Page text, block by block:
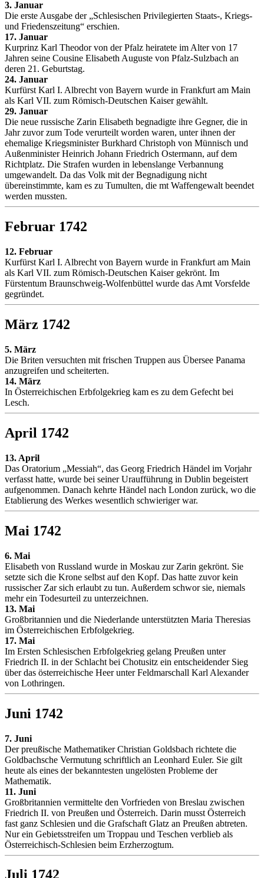
3. Januar
Die erste Ausgabe der „Schlesischen Privilegierten Staats-, Kriegs-
und Friedenszeitung“ erschien.
17. Januar
Kurprinz Karl Theodor von der Pfalz heiratete im Alter von 17
Jahren seine Cousine Elisabeth Auguste von Pfalz-Sulzbach an
deren 21. Geburtstag.
24. Januar
Kurfürst Karl I. Albrecht von Bayern wurde in Frankfurt am Main
als Karl VII. zum Römisch-Deutschen Kaiser gewählt.
29. Januar
Die neue russische Zarin Elisabeth begnadigte ihre Gegner, die in
Jahr zuvor zum Tode verurteilt worden waren, unter ihnen der
ehemalige Kriegsminister Burkhard Christoph von Münnisch und
Außenminister Heinrich Johann Friedrich Ostermann, auf dem
Richtplatz. Die Strafen wurden in lebenslange Verbannung
umgewandelt. Da das Volk mit der Begnadigung nicht
übereinstimmte, kam es zu Tumulten, die mt Waffengewalt beendet
werden mussten.
Februar 1742
12. Februar
Kurfürst Karl I. Albrecht von Bayern wurde in Frankfurt am Main
als Karl VII. zum Römisch-Deutschen Kaiser gekrönt. Im
Fürstentum Braunschweig-Wolfenbüttel wurde das Amt Vorsfelde
gegründet.
März 1742
5. März
Die Briten versuchten mit frischen Truppen aus Übersee Panama
anzugreifen und scheiterten.
14. März
In Österreichischen Erbfolgekrieg kam es zu dem Gefecht bei
Lesch.
April 1742
13. April
Das Oratorium „Messiah“, das Georg Friedrich Händel im Vorjahr
verfasst hatte, wurde bei seiner Uraufführung in Dublin begeistert
aufgenommen. Danach kehrte Händel nach London zurück, wo die
Etablierung des Werkes wesentlich schwieriger war.
Mai 1742
6. Mai
Elisabeth von Russland wurde in Moskau zur Zarin gekrönt. Sie
setzte sich die Krone selbst auf den Kopf. Das hatte zuvor kein
russischer Zar sich erlaubt zu tun. Außerdem schwor sie, niemals
mehr ein Todesurteil zu unterzeichnen.
13. Mai
Großbritannien und die Niederlande unterstützten Maria Theresias
im Österreichischen Erbfolgekrieg.
17. Mai
Im Ersten Schlesischen Erbfolgekrieg gelang Preußen unter
Friedrich II. in der Schlacht bei Chotusitz ein entscheidender Sieg
über das österreichische Heer unter Feldmarschall Karl Alexander
von Lothringen.
Juni 1742
7. Juni
Der preußische Mathematiker Christian Goldsbach richtete die
Goldbachsche Vermutung schriftlich an Leonhard Euler. Sie gilt
heute als eines der bekanntesten ungelösten Probleme der
Mathematik.
11. Juni
Großbritannien vermittelte den Vorfrieden von Breslau zwischen
Friedrich II. von Preußen und Österreich. Darin musst Österreich
fast ganz Schlesien und die Grafschaft Glatz an Preußen abtreten.
Nur ein Gebietsstreifen um Troppau und Teschen verblieb als
Österreichisch-Schlesien beim Erzherzogtum.
Juli 1742